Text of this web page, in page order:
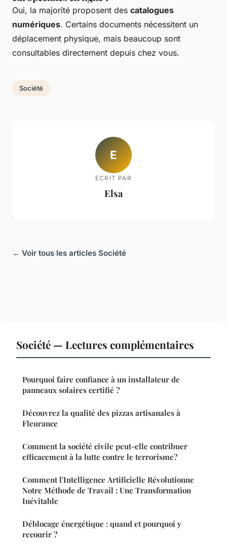
Oui, la majorité proposent des catalogues
numériques. Certains documents nécessitent un
déplacement physique, mais beaucoup sont
consultables directement depuis chez vous.
Société
E
ECRIT PAR
Elsa
← Voir tous les articles Société
Société — Lectures complémentaires
Pourquoi faire confiance à un installateur de
panneaux solaires certifié ?
Découvrez la qualité des pizzas artisanales à
Fleurance
Comment la société civile peut-elle contribuer
efficacement à la lutte contre le terrorisme?
Comment l'Intelligence Artificielle Révolutionne
Notre Méthode de Travail : Une Transformation
Inévitable
Déblocage énergétique : quand et pourquoi y
recourir ?